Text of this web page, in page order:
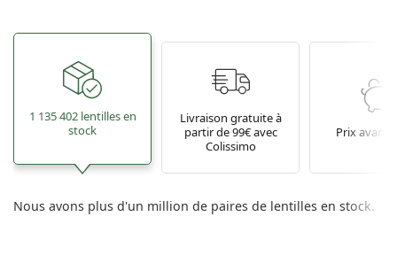
1 135 402 lentilles en
stock
Livraison gratuite à
partir de 99€ avec
Colissimo
Prix
Nous avons plus d'un million de paires de lentilles en stock.